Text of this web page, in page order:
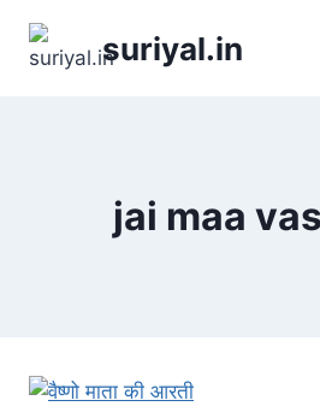
suriyal.in
jai maa